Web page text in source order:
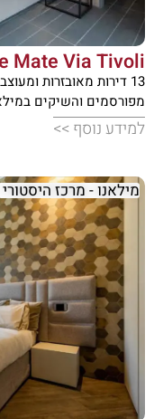





Mate Via Tivoli
13 דירות מאובזרות
מפורסמים והשיקים
למידע נוסף >>




מילאנו - מרכז היסטורי